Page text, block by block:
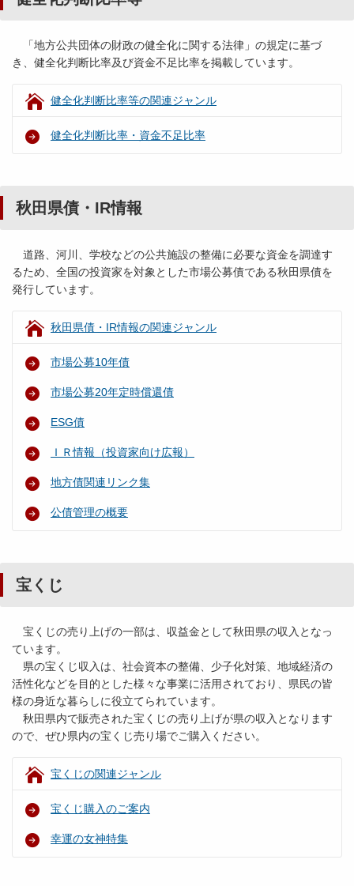
「地方公共団体の財政の健全化に関する法律」の規定に基づ
き、健全化判断比率及び資金不足比率を掲載しています。
健全化判断比率等の関連ジャンル
健全化判断比率・資金不足比率
秋田県債・IR情報
道路、河川、学校などの公共施設の整備に必要な資金を調達す
るため、全国の投資家を対象とした市場公募債である秋田県債を
発行しています。
秋田県債・IR情報の関連ジャンル
市場公募10年債
市場公募20年定時償還債
ESG債
ＩＲ情報（投資家向け広報）
地方債関連リンク集
公債管理の概要
宝くじ
宝くじの売り上げの一部は、収益金として秋田県の収入となっ
ています。
県の宝くじ収入は、社会資本の整備、少子化対策、地域経済の
活性化などを目的とした様々な事業に活用されており、県民の皆
様の身近な暮らしに役立てられています。
秋田県内で販売された宝くじの売り上げが県の収入となります
ので、ぜひ県内の宝くじ売り場でご購入ください。
宝くじの関連ジャンル
宝くじ購入のご案内
幸運の女神特集